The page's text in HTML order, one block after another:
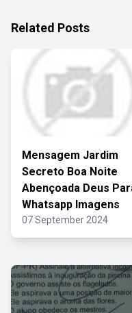
Related Posts
Mensagem Jardim
Secreto Boa Noite
Abençoada Deus
Whatsapp Imagens
07 September 2024